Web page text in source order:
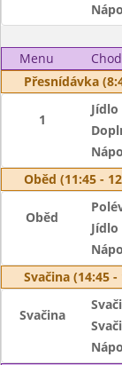
Menu Chod
Přesnídávka
1
Jídlo
Oběd (11:45 -
Oběd
Jídlo
Svačina (14:45 -
Svačina